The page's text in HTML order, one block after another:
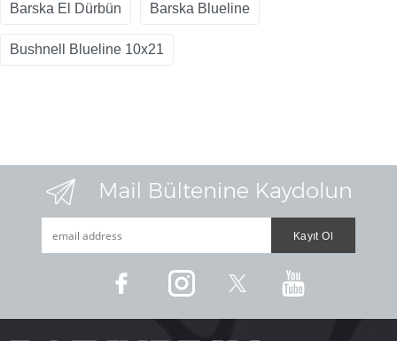
Barska El Dürbün Barska Blueline
Bushnell Blueline 10x21